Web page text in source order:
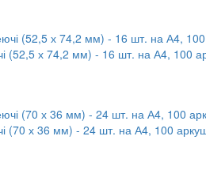
(52,5 х 74,2 мм) - 16 шт. на А4, 100
(70 х 36 мм) - 24 шт. на А4, 100